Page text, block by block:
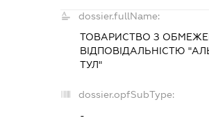
dossier.fullName:
ТОВАРИСТВО З
ВІДПОВІДАЛЬНІСТЮ
ТУЛ"
dossier.opfSubType:
-